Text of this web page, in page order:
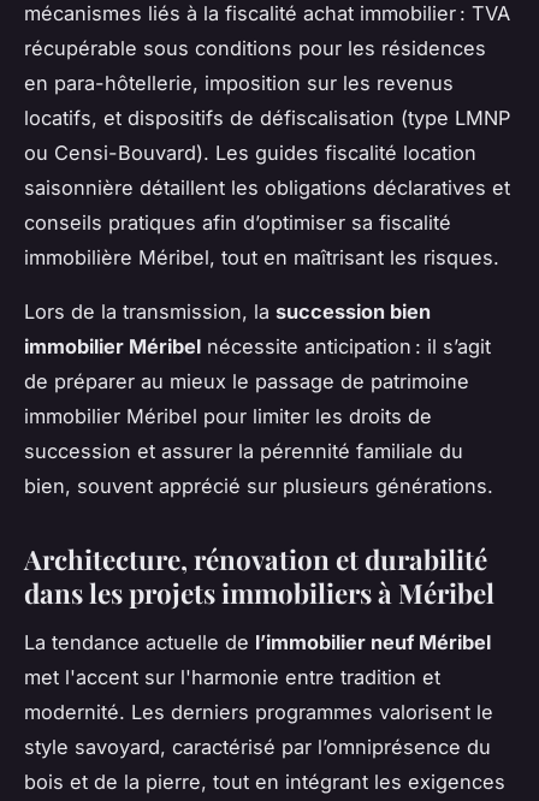
mécanismes liés à la fiscalité achat immobilier : TVA
récupérable sous conditions pour les résidences
en para-hôtellerie, imposition sur les revenus
locatifs, et dispositifs de défiscalisation (type LMNP
ou Censi-Bouvard). Les guides fiscalité location
saisonnière détaillent les obligations déclaratives et
conseils pratiques afin d’optimiser sa fiscalité
immobilière Méribel, tout en maîtrisant les risques.
Lors de la transmission, la succession bien
immobilier Méribel nécessite anticipation : il s’agit
de préparer au mieux le passage de patrimoine
immobilier Méribel pour limiter les droits de
succession et assurer la pérennité familiale du
bien, souvent apprécié sur plusieurs générations.
Architecture, rénovation et durabilité
dans les projets immobiliers à Méribel
La tendance actuelle de l’immobilier neuf Méribel
met l'accent sur l'harmonie entre tradition et
modernité. Les derniers programmes valorisent le
style savoyard, caractérisé par l’omniprésence du
bois et de la pierre, tout en intégrant les exigences